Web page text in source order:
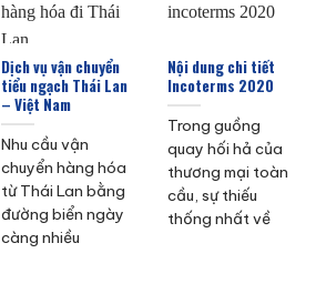
Dịch vụ vận chuyển
tiểu ngạch Thái Lan
– Việt Nam
Nhu cầu vận
chuyển hàng hóa
từ Thái Lan bằng
đường biển ngày
càng nhiều
Nội dung chi tiết
Incoterms 2020
Trong guồng
quay hối hả của
thương mại toàn
cầu, sự thiếu
thống nhất về